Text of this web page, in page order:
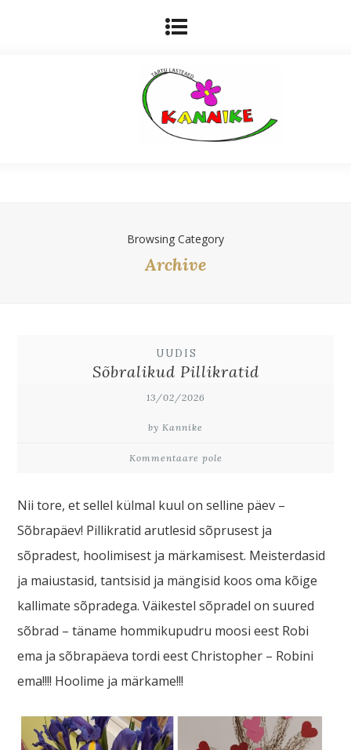
Browsing Category
Archive
UUDIS
Sõbralikud Pillikratid
13/02/2026
by Kannike
Kommentaare pole
Nii tore, et sellel külmal kuul on selline päev –
Sõbrapäev! Pillikratid arutlesid sõprusest ja
sõpradest, hoolimisest ja märkamisest. Meisterdasid
ja maiustasid, tantsisid ja mängisid koos oma kõige
kallimate sõpradega. Väikestel sõpradel on suured
sõbrad – täname hommikupudru moosi eest Robi
ema ja sõbrapäeva tordi eest Christopher – Robini
ema!!!! Hoolime ja märkame!!!